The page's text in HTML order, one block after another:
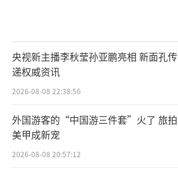
央视新主播李秋莹孙亚鹏亮相 新面孔传
递权威资讯
2026-08-08 22:38:56
外国游客的“中国游三件套”火了 旅拍
美甲成新宠
2026-08-08 20:57:12